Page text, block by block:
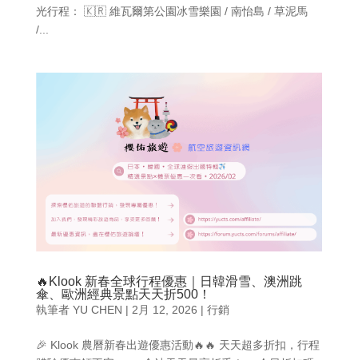
光行程： 🇰🇷 維瓦爾第公園冰雪樂園 / 南怡島 / 草泥馬
/...
🔥Klook 新春全球行程優惠｜日韓滑雪、澳洲跳
傘、歐洲經典景點天天折500！
執筆者 YU CHEN | 2月 12, 2026 | 行銷
🎉 Klook 農曆新春出遊優惠活動🔥🔥 天天超多折扣，行程